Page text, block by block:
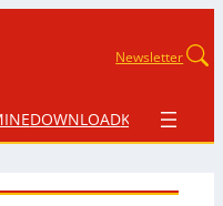
Newsletter
DOWNLOADKONTAKT